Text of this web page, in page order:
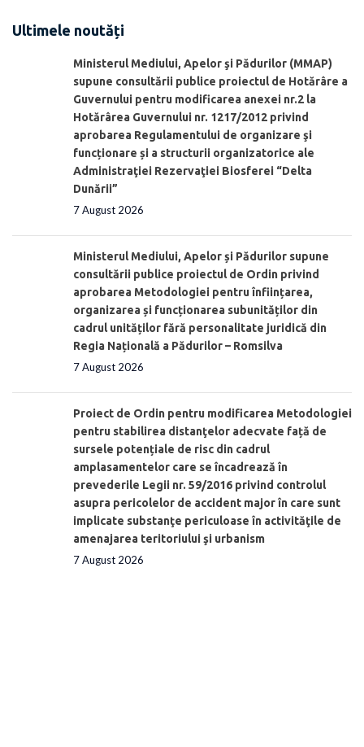
Ultimele noutăți
Ministerul Mediului, Apelor şi Pădurilor (MMAP)
supune consultării publice proiectul de Hotărâre a
Guvernului pentru modificarea anexei nr.2 la
Hotărârea Guvernului nr. 1217/2012 privind
aprobarea Regulamentului de organizare şi
funcționare și a structurii organizatorice ale
Administraţiei Rezervaţiei Biosferei “Delta
Dunării”
7 August 2026
Ministerul Mediului, Apelor și Pădurilor supune
consultării publice proiectul de Ordin privind
aprobarea Metodologiei pentru înființarea,
organizarea și funcționarea subunităților din
cadrul unităților fără personalitate juridică din
Regia Națională a Pădurilor – Romsilva
7 August 2026
Proiect de Ordin pentru modificarea Metodologiei
pentru stabilirea distanţelor adecvate față de
sursele potențiale de risc din cadrul
amplasamentelor care se încadrează în
prevederile Legii nr. 59/2016 privind controlul
asupra pericolelor de accident major în care sunt
implicate substanţe periculoase în activităţile de
amenajarea teritoriului şi urbanism
7 August 2026